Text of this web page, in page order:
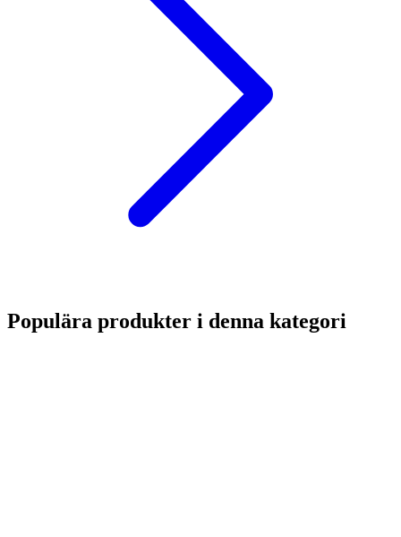
Populära produkter i denna kategori